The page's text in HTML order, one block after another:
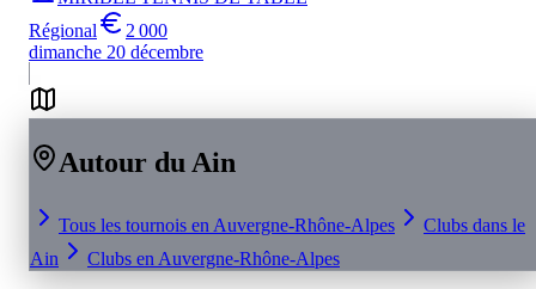
Régional
2 000
dimanche 20 décembre
Autour duAin
Tous les tournois en Auvergne-Rhône-Alpes
Clubs dans le
Ain
Clubs en Auvergne-Rhône-Alpes